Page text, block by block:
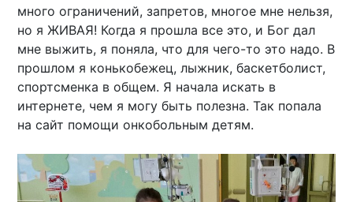
много ограничений, запретов, многое мне нельзя,
но я ЖИВАЯ! Когда я прошла все это, и Бог дал
мне выжить, я поняла, что для чего-то это надо. В
прошлом я конькобежец, лыжник, баскетболист,
спортсменка в общем. Я начала искать в
интернете, чем я могу быть полезна. Так попала
на сайт помощи онкобольным детям.